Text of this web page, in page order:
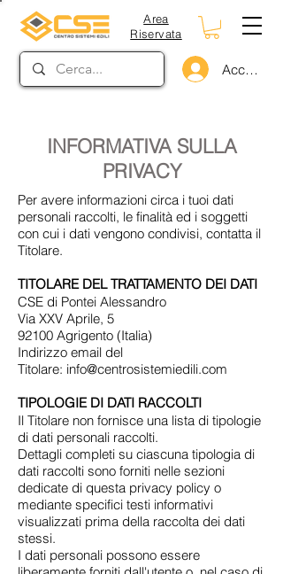
Area
Riservata
Accedi
INFORMATIVA SULLA
PRIVACY
Per avere informazioni circa i tuoi dati
personali raccolti, le finalità ed i soggetti
con cui i dati vengono condivisi, contatta il
Titolare.
TITOLARE DEL TRATTAMENTO DEI DATI
CSE di Pontei Alessandro
Via XXV Aprile, 5
92100 Agrigento (Italia)
Indirizzo email del
Titolare: info@centrosistemiedili.com
TIPOLOGIE DI DATI RACCOLTI
Il Titolare non fornisce una lista di tipologie
di dati personali raccolti.
Dettagli completi su ciascuna tipologia di
dati raccolti sono forniti nelle sezioni
dedicate di questa privacy policy o
mediante specifici testi informativi
visualizzati prima della raccolta dei dati
stessi.
I dati personali possono essere